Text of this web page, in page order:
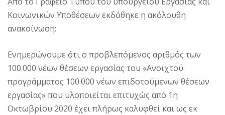
Κοινωνικών Υποθέσεων εκδόθηκε η ακόλουθη
ανακοίνωση:
Ενημερώνουμε ότι ο προβλεπόμενος αριθμός των
100.000 νέων θέσεων εργασίας του «Ανοιχτού
προγράμματος 100.000 νέων επιδοτούμενων θέσεων
εργασίας» που υλοποιείται επιτυχώς από 1η
Οκτωβρίου 2020 έχει πλήρως καλυφθεί και ως εκ